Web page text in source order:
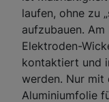
laufen, ohne zu
aufzubauen.
Elektroden-
kontaktiert und
werden. Nur mit
Aluminiumfolie